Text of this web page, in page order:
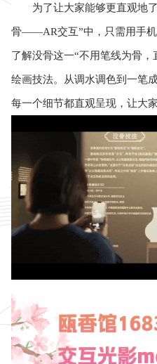
为了让大家能够更直观地
骨——AR交互”中，只需用手机
了解没骨这一“不用笔线为骨
绘画技法。从调水调色到一笔
每一个细节都直观呈现，让大